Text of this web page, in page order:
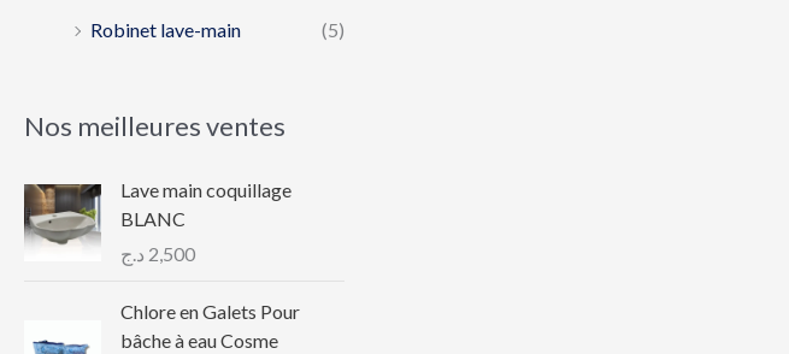
Robinet lave-main
(5)
Nos meilleures ventes
Lave main coquillage
BLANC
2,500 د.ج
Chlore en Galets Pour
bâche à eau Cosme